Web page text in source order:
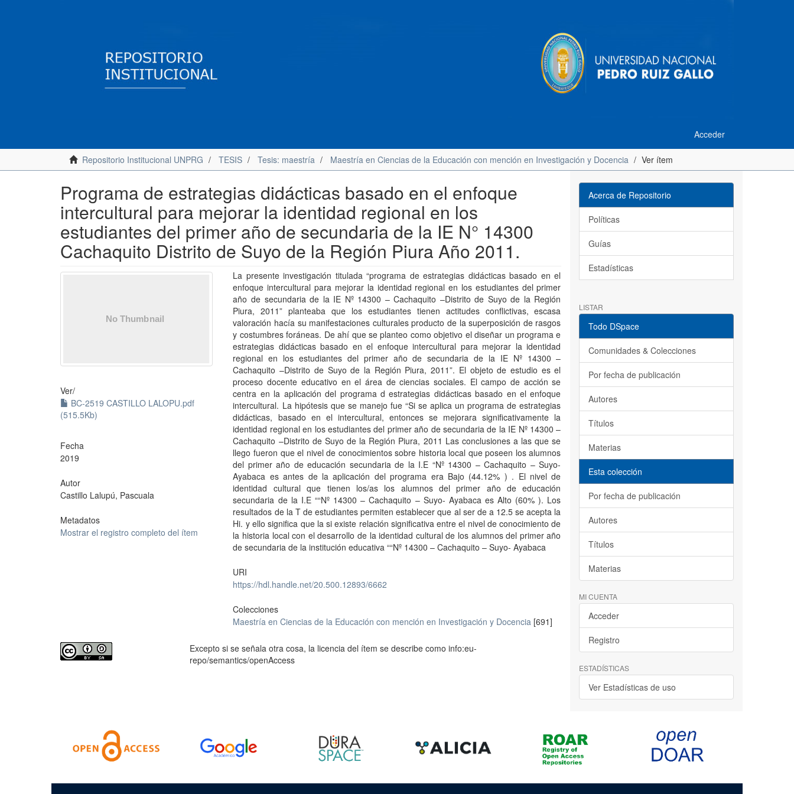
Acceder
Repositorio Institucional UNPRG TESIS Tesis: maestría Maestría en Ciencias de la Educación con mención en Investigación y Docencia Ver ítem
Programa de estrategias didácticas basado en el enfoque
intercultural para mejorar la identidad regional en los
estudiantes del primer año de secundaria de la IE N° 14300
Cachaquito Distrito de Suyo de la Región Piura Año 2011.
Ver/
BC-2519 CASTILLO LALOPU.pdf
(515.5Kb)
Fecha
2019
Autor
Castillo Lalupú, Pascuala
Metadatos
Mostrar el registro completo del ítem
La presente investigación titulada “programa de estrategias didácticas basado en el
enfoque intercultural para mejorar la identidad regional en los estudiantes del primer
año de secundaria de la IE Nº 14300 – Cachaquito –Distrito de Suyo de la Región
Piura, 2011” planteaba que los estudiantes tienen actitudes conflictivas, escasa
valoración hacía su manifestaciones culturales producto de la superposición de rasgos
y costumbres foráneas. De ahí que se planteo como objetivo el diseñar un programa e
estrategias didácticas basado en el enfoque intercultural para mejorar la identidad
regional en los estudiantes del primer año de secundaria de la IE Nº 14300 –
Cachaquito –Distrito de Suyo de la Región Piura, 2011”. El objeto de estudio es el
proceso docente educativo en el área de ciencias sociales. El campo de acción se
centra en la aplicación del programa d estrategias didácticas basado en el enfoque
intercultural. La hipótesis que se manejo fue “Si se aplica un programa de estrategias
didácticas, basado en el intercultural, entonces se mejorara significativamente la
identidad regional en los estudiantes del primer año de secundaria de la IE Nº 14300 –
Cachaquito –Distrito de Suyo de la Región Piura, 2011 Las conclusiones a las que se
llego fueron que el nivel de conocimientos sobre historia local que poseen los alumnos
del primer año de educación secundaria de la I.E “Nº 14300 – Cachaquito – Suyo-
Ayabaca es antes de la aplicación del programa era Bajo (44.12% ) . El nivel de
identidad cultural que tienen los/as los alumnos del primer año de educación
secundaria de la I.E ““Nº 14300 – Cachaquito – Suyo- Ayabaca es Alto (60% ). Los
resultados de la T de estudiantes permiten establecer que al ser de a 12.5 se acepta la
Hi. y ello significa que la si existe relación significativa entre el nivel de conocimiento de
la historia local con el desarrollo de la identidad cultural de los alumnos del primer año
de secundaria de la institución educativa ““Nº 14300 – Cachaquito – Suyo- Ayabaca
URI
https://hdl.handle.net/20.500.12893/6662
Colecciones
Maestría en Ciencias de la Educación con mención en Investigación y Docencia [691]
Excepto si se señala otra cosa, la licencia del ítem se describe como info:eu-
repo/semantics/openAccess
Acerca de Repositorio
Políticas
Guías
Estadísticas
LISTAR
Todo DSpace
Comunidades & Colecciones
Por fecha de publicación
Autores
Títulos
Materias
Esta colección
Por fecha de publicación
Autores
Títulos
Materias
MI CUENTA
Acceder
Registro
ESTADÍSTICAS
Ver Estadísticas de uso